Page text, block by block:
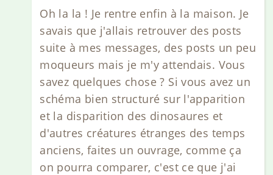
Oh la la ! Je rentre enfin à la maison. Je
savais que j'allais retrouver des posts
suite à mes messages, des posts un peu
moqueurs mais je m'y attendais. Vous
savez quelques chose ? Si vous avez un
schéma bien structuré sur l'apparition
et la disparition des dinosaures et
d'autres créatures étranges des temps
anciens, faites un ouvrage, comme ça
on pourra comparer, c'est ce que j'ai